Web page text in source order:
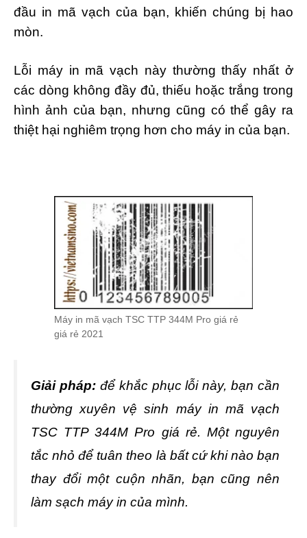
đầu in mã vạch của bạn, khiến chúng bị hao
mòn.
Lỗi máy in mã vạch này thường thấy nhất ở
các dòng không đầy đủ, thiếu hoặc trắng trong
hình ảnh của bạn, nhưng cũng có thể gây ra
thiệt hại nghiêm trọng hơn cho máy in của bạn.
Máy in mã vạch TSC TTP 344M Pro giá rẻ
giá rẻ 2021
Giải pháp:để khắc phục lỗi này, bạn cần
thường xuyên vệ sinh máy in mã vạch
TSC TTP 344M Pro giá rẻ. Một nguyên
tắc nhỏ để tuân theo là bất cứ khi nào bạn
thay đổi một cuộn nhãn, bạn cũng nên
làm sạch máy in của mình.